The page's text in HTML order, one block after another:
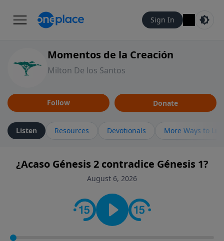
Sign In
Momentos de la Creación
Milton De los Santos
Follow Donate
Listen Resources Devotionals More Ways to
¿Acaso Génesis 2 contradice Génesis 1?
August 6, 2026